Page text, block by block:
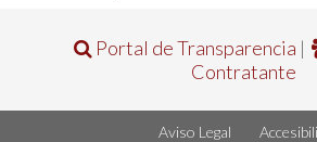
Portal de Transparencia |
Contratante
Aviso Legal